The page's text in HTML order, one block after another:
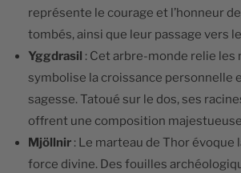
représente le courage et l’honneur
tombés, ainsi que leur passage vers
Yggdrasil : Cet arbre-monde relie les
symbolise la croissance personnelle
sagesse. Tatoué sur le dos, ses
offrent une composition
Mjöllnir : Le marteau de Thor évoque
force divine. Des fouilles